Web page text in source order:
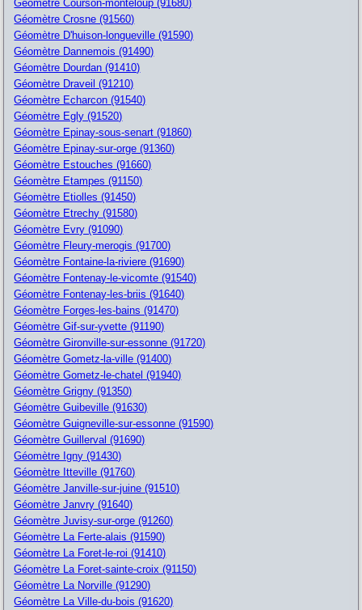
Géomètre Courson-monteloup (91680)
Géomètre Crosne (91560)
Géomètre D'huison-longueville (91590)
Géomètre Dannemois (91490)
Géomètre Dourdan (91410)
Géomètre Draveil (91210)
Géomètre Echarcon (91540)
Géomètre Egly (91520)
Géomètre Epinay-sous-senart (91860)
Géomètre Epinay-sur-orge (91360)
Géomètre Estouches (91660)
Géomètre Etampes (91150)
Géomètre Etiolles (91450)
Géomètre Etrechy (91580)
Géomètre Evry (91090)
Géomètre Fleury-merogis (91700)
Géomètre Fontaine-la-riviere (91690)
Géomètre Fontenay-le-vicomte (91540)
Géomètre Fontenay-les-briis (91640)
Géomètre Forges-les-bains (91470)
Géomètre Gif-sur-yvette (91190)
Géomètre Gironville-sur-essonne (91720)
Géomètre Gometz-la-ville (91400)
Géomètre Gometz-le-chatel (91940)
Géomètre Grigny (91350)
Géomètre Guibeville (91630)
Géomètre Guigneville-sur-essonne (91590)
Géomètre Guillerval (91690)
Géomètre Igny (91430)
Géomètre Itteville (91760)
Géomètre Janville-sur-juine (91510)
Géomètre Janvry (91640)
Géomètre Juvisy-sur-orge (91260)
Géomètre La Ferte-alais (91590)
Géomètre La Foret-le-roi (91410)
Géomètre La Foret-sainte-croix (91150)
Géomètre La Norville (91290)
Géomètre La Ville-du-bois (91620)